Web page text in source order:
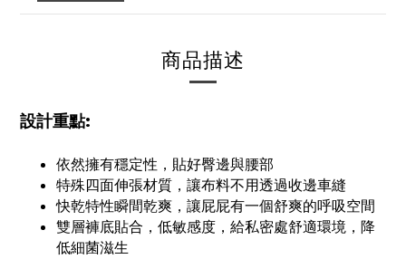
商品描述
設計重點:
依然擁有穩定性，貼好臀邊與腰部
特殊四面伸張材質，讓布料不用透過收邊車縫
快乾特性瞬間乾爽，讓屁屁有一個舒爽的呼吸空間
雙層褲底貼合，低敏感度，給私密處舒適環境，降
低細菌滋生